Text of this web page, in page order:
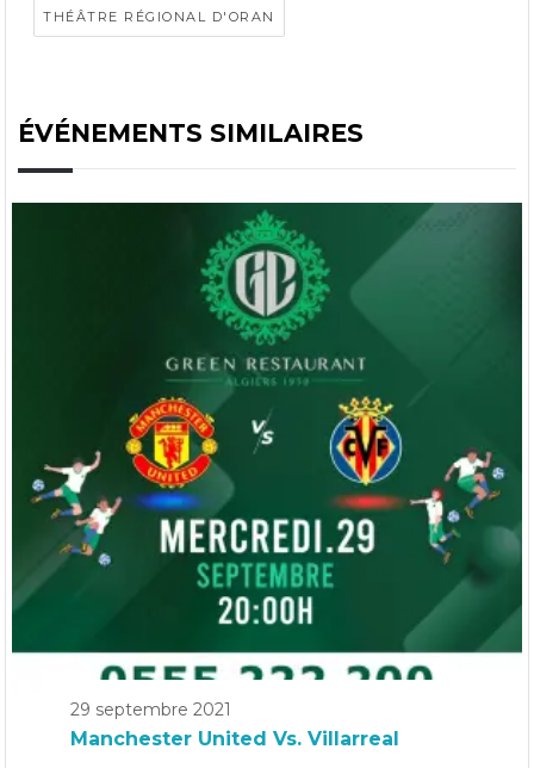
THÉÂTRE RÉGIONAL D'ORAN
ÉVÉNEMENTS SIMILAIRES
29 septembre 2021
Manchester United Vs. Villarreal